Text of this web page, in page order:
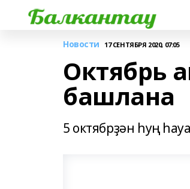
Новости 17 СЕНТЯБРЯ 2020, 07:05
Октябрь
башлана
5 октябрҙән һуң